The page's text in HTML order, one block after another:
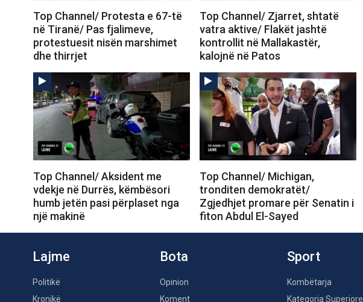
Top Channel/ Protesta e 67-të
në Tiranë/ Pas fjalimeve,
protestuesit nisën marshimet
dhe thirrjet
Top Channel/ Zjarret, shtatë
vatra aktive/ Flakët jashtë
kontrollit në Mallakastër,
kalojnë në Patos
Top Channel/ Aksident me
vdekje në Durrës, këmbësori
humb jetën pasi përplaset nga
një makinë
Top Channel/ Michigan,
tronditen demokratët/
Zgjedhjet promare për Senatin i
fiton Abdul El-Sayed
Lajme
Politikë
Kronikë
Bota
Opinion
Koment
Sport
Kombëtarja
Kategoria Superiore